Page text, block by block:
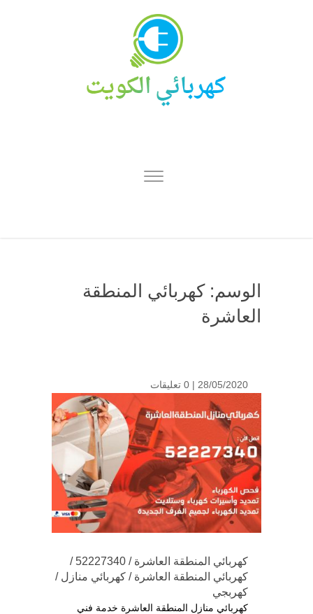
الوسم:كهربائي المنطقة
العاشرة
28/05/2020 | 0 تعليقات
كهربائي المنطقة العاشرة / 52227340 /
كهربائي المنطقة العاشرة / كهربائي منازل /
كهربجي
كهربائي منازل المنطقة العاشرة خدمة فني